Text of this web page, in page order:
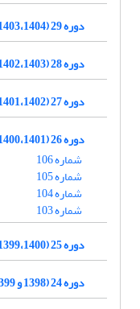
دوره 29 (1403،1404)
دوره 28 (1402،1403)
دوره 27 (1401،1402)
دوره 26 (1400،1401)
شماره 106
شماره 105
شماره 104
شماره 103
دوره 25 (1399،1400)
دوره 24 (1398 و 1399)